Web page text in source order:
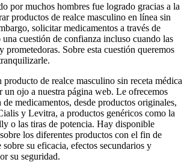
por muchos hombres fue logrado gracias a la
productos de realce masculino en línea sin
solicitar medicamentos a través de
cuestión de confianza incluso cuando las
prometedoras. Sobre esta cuestión queremos
producto de realce masculino sin receta médica
un ojo a nuestra página web. Le ofrecemos
medicamentos, desde productos originales,
y Levitra, a productos genéricos como la
o las tiras de potencia. Hay disponible
los diferentes productos con el fin de
sobre su eficacia, efectos secundarios y
su seguridad.